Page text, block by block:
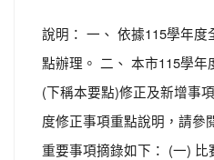
說明： 一、 依據115學年
點辦理。 二、 本市115學
(下稱本要點)修正及新增事
度修正事項重點說明，請參
重要事項摘錄如下： (一)